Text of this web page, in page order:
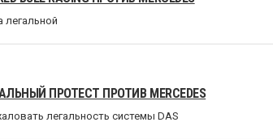
легальной
ПРОТЕСТ ПРОТИВ MERCEDES
легальность системы DAS